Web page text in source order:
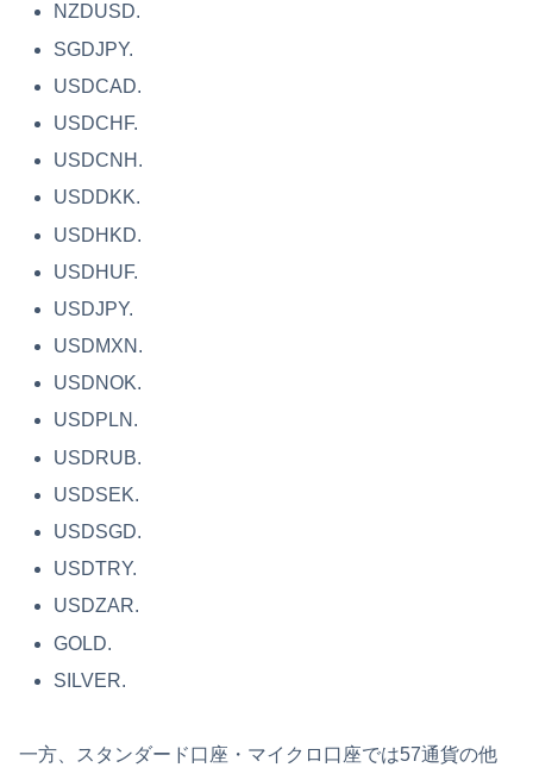
NZDUSD.
SGDJPY.
USDCAD.
USDCHF.
USDCNH.
USDDKK.
USDHKD.
USDHUF.
USDJPY.
USDMXN.
USDNOK.
USDPLN.
USDRUB.
USDSEK.
USDSGD.
USDTRY.
USDZAR.
GOLD.
SILVER.
一方、スタンダード口座・マイクロ口座では57通貨の他